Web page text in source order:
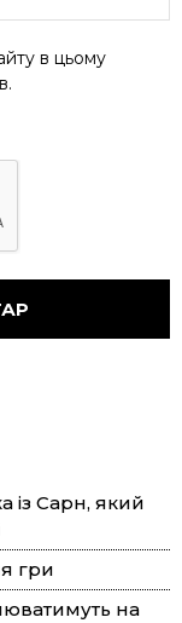
в цьому
із Сарн, який
гри
на